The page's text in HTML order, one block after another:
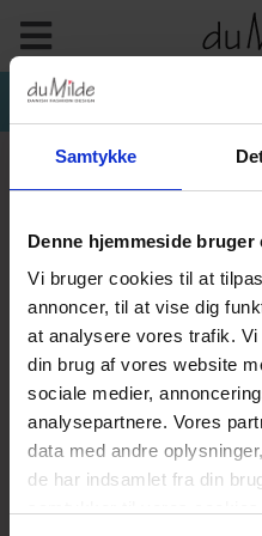
Samtykke
Denne hjemmeside bruger
Vi bruger cookies til at
annoncer, til at vise dig
at analysere vores trafik.
din brug af vores website
sociale medier,
analysepartnere. Vores
data med andre
de har indsamlet fra din